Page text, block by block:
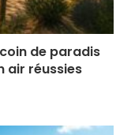
de paradis
air réussies